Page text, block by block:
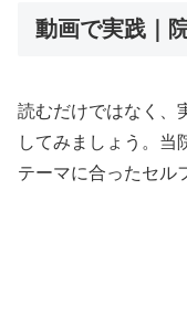
動画で実践｜
読むだけではなく、
してみましょう。当
テーマに合ったセル